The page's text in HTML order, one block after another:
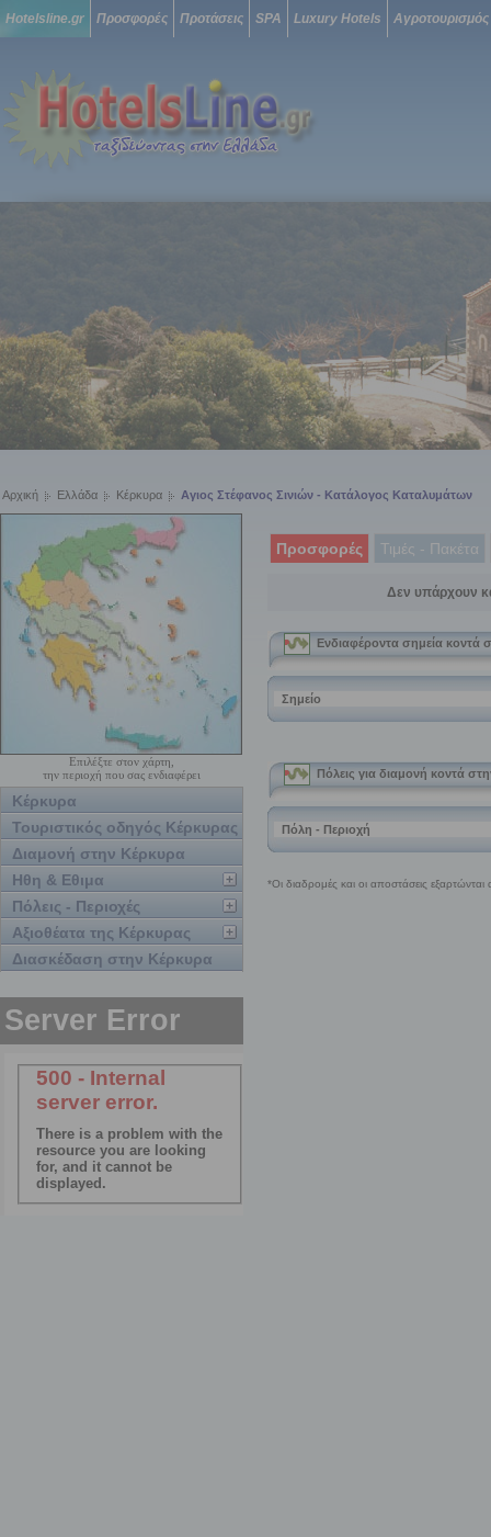
Hotelsline.gr Προσφορές Προτάσεις SPA Luxury Hotels Αγροτουρισμός
Αρχική Ελλάδα Κέρκυρα Αγιος Στέφανος Σινιών - Κατάλογος Καταλυμάτων
Επιλέξτε στον χάρτη,
την περιοχή που σας ενδιαφέρει
Κέρκυρα
Τουριστικός οδηγός Κέρκυρας
Διαμονή στην Κέρκυρα
Ηθη & Εθιμα
Πόλεις - Περιοχές
Αξιοθέατα της Κέρκυρας
Διασκέδαση στην Κέρκυρα
Προσφορές Τιμές - Πακέτα
Δεν υπάρχουν